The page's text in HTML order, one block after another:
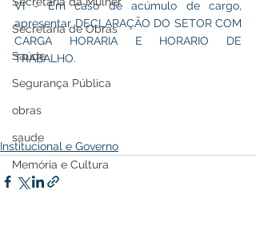
Secretaria de Obras
Saúde
Segurança Pública
obras
saude
Memória e Cultura
VI - Em caso de acúmulo de cargo,
apresentar DECLARAÇÃO DO SETOR COM
CARGA HORARIA E HORARIO DE
TRABALHO.
Institucional e Governo